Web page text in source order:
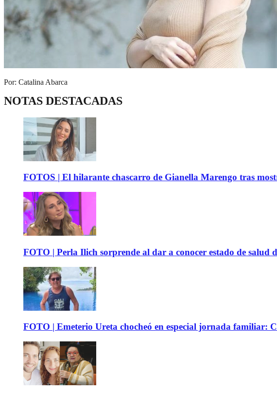
Por: Catalina Abarca
NOTAS DESTACADAS
FOTOS | El hilarante chascarro de Gianella Marengo tras
FOTO | Perla Ilich sorprende al dar a conocer estado de
FOTO | Emeterio Ureta chocheó en especial jornada familiar: